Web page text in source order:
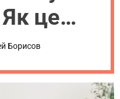
Як це
Борисов